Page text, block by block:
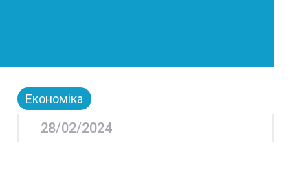
Економіка
28/02/2024